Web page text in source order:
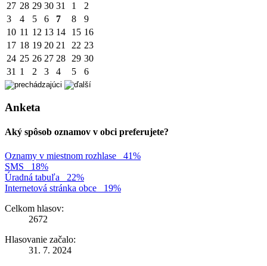
27 28 29 30 31 1
2
3
4 5 6 7 8
9
10 11 12 13 14 15 16
17 18 19 20 21 22 23
24 25 26 27 28 29 30
31 1 2 3 4 5 6
Anketa
Aký spôsob oznamov v obci preferujete?
Oznamy v miestnom rozhlase
41%
SMS
18%
Úradná tabuľa
22%
Internetová stránka obce
19%
Celkom hlasov:
2672
Hlasovanie začalo:
31. 7. 2024